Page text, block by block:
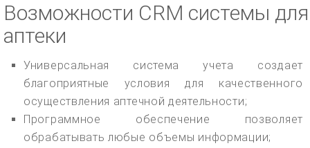
Возможности CRM системы для
аптеки
Универсальная система учета создает
благоприятные условия для качественного
осуществления аптечной деятельности;
Программное обеспечение позволяет
обрабатывать любые объемы информации;